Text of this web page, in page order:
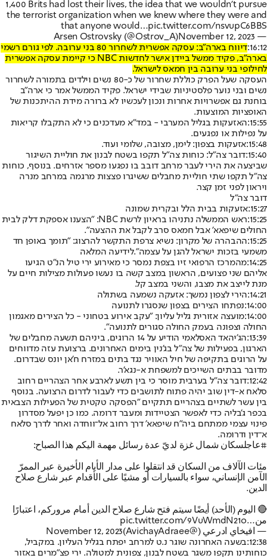
1,400 Brits had lost their lives, the idea that we wouldn't pursue
the terrorist organization when we knew where they were and
that anyone would…pic.twitter.com/nsvupC6BBS
— Arsen Ostrovsky (@Ostrov_A)
November 12, 2023
16:12:
דיווח בארה"ב: עסקה אפשרית לשחרור 80 בני ערובה. לפי גורם רשמי
בארה"ב, פקיד ממשל ביידן אישר לחדשות NBC כי קיימת עסקה אפשרית
לחילופי בני ערובה בין חמאס לישראל.
העסקה שעל הפרק כוללת שחרור של כ-80 נשים וילדים בתמורה לשחרור
נשים ובני נוער פלסטיניות שבידי ישראל. פקיד הממשל אמר כי ארה"ב
בוחנת גם אפשרויות אחרות ונכון לעכשיו לא ברורה מידת ההיתכנות של
האופציות המוצעות.
15:55: האזעקות בגליל המערבי - במד"א מעדכנים כי לא התקבלו קריאות
על נפילות או נפגעים.
15:48: אזעקות בצפון: לימן, מצובה, שלומי ועוד.
15:40: דובר צה"ל: כוחות צה"ל תקפו בשטח לבנון את חוליית השיגור
שביצעה את הירי לעבר מרחב דובב בו נפגעו מספר אזרחים. בנוסף, כוחות
צה"ל תקפו שתי חוליית מחבלים ששיגרו פצצות מרגמה במרחב מנרה
ויראון לפני זמן קצר.
דובר צה"ל
15:27: אזעקות בבית הלל ובקרית שמונה
15:25:
ראש הממשלה נתניהו בראיון לרשת NBC: "הצענו אספקת דלק לבית
החולים שיפאא' אבל חמאס סרב לקבל את ההצעה".
15:25: ההבהרה של מקרון: נשיא צרפת התקשר להרצוג: "תומך באופן חד
משמעי בזכות ישראל להגן על עצמה".לידיעה המלאה
14:25: מהמרכז הרפואי זיו בצפת נמסר כי מאירוע ירי טיל הנ"ט הגיעו
אליהם שני פצועים, הראשון במצב קשה בו נעשו פעולות מצילות חיים על
מנת לייצב את מצבו, והשני במצב קל.
14:21: הירי לצפון נמשך: אזעקה נשמעה בשתולה
14:00: נפתחו הצירים בצפון שנסגרו לתנועה
14:00: מועצה אזורית גליל עליון: "עקב אירוע בטחוני - כל הצירים מאגמון
החולה וצפונה בעמק החולה סגורים לתנועה".
13:39:
הג'יהאד האסלאמי הודיע על 14 הרוגים, ביניהם תשעה מחבלים של
הארגון, בפעילות של צה"ל בג'נין בימים האחרונים. ברצועת עזה מדווחים
על הרוגים בתקיפה של חיל האוויר נגד בתים במזרח ח'אן יונס שבדרום.
מדובר בבתים השייכים למשפחת א-נגא'ר.
12:42: דובר צה"ל בערבית מוסר כי בין תשע לארבע אחר הצהריים רחוב
סלאח א-דין שוב יהיה פתוח לתושבים כדי לעבור לדרום הרצועה. בנוסף
בין עשר לשתיים בצהריים תתקיים "הפסקה טקטית של הפעילות הצבאית
בכפר ג'בליה כדי לאפשר הצטיידות ומעבר דרומה. כמו כן יפעל מסדרון
פינוי עצמי ממתחם ביה"ח שיפאא' דרך רחוב אל־ווחדה ואחר לדרך סלאח
א־דין ודרומה.
#عاجلسكان شمال غزة لديّ عدة رسائل مهمة اليكم هذا الصباح:
مئات الآلاف من السكان قد انتقلوا على مدار الأيام الأخيرة عبر الممرّ
الآمن الإنساني، سواء بالسيارات أو مشيًا على الأقدام عبر شارع صلاح
الدين.
🔴 اليوم (الأحد) أيضًا سيتم فتح شارع صلاح الدين أمام مروركم، اعتبارًا
من…pic.twitter.com/9VuWmdN21o
— افيخاي ادرعي (@AvichayAdraee)
November 12, 2023
12:38: בשעה האחרונה שוגר נ.ט למרחב יפתח בגליל העליון. במקביל,
כוחותינו תקפו משגר בשטח לבנון, צפונית למטולה. ירי פצ"מרים באזור